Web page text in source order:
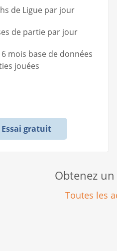
de Ligue par jour
de partie par jour
mois base de données
jouées
Essai gratuit
Obtenez
Toutes les